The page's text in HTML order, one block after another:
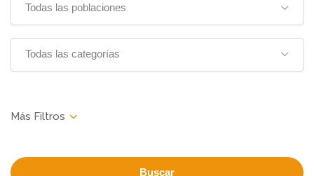
Todas las poblaciones
Todas las categorías
Buscar